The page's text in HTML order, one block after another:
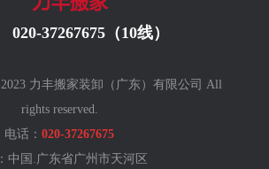
020-37267675（10线）
力丰搬家装卸（广东）有限公司 All
rights reserved.
电话：020-37267675
中国.广东省广州市天河区